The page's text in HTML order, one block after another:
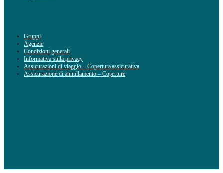
Gruppi
Agenzie
Condizioni generali
Informativa sulla privacy
Assicurazioni di viaggio – Copertura assicurativa
Assicurazione di annullamento – Coperture